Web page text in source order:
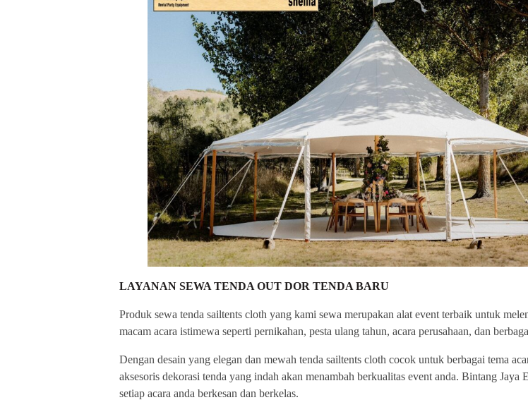
LAYANAN SEWA TENDA OUT DOR TENDA BARU
Produk sewa tenda sailtents cloth yang kami sewa merupakan alat event terbaik untuk
macam acara istimewa seperti pernikahan, pesta ulang tahun, acara perusahaan, dan
Dengan desain yang elegan dan mewah tenda sailtents cloth cocok untuk berbagai tema
aksesoris dekorasi tenda yang indah akan menambah berkualitas event anda. Bintang Jaya
setiap acara anda berkesan dan berkelas.